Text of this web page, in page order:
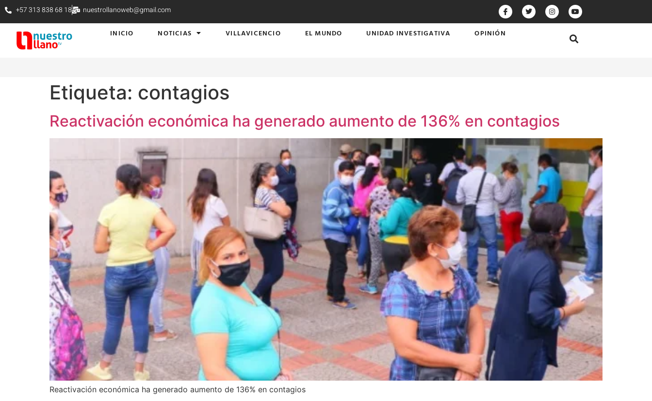
+57 313 838 68 18 nuestrollanoweb@gmail.com
INICIO NOTICIAS VILLAVICENCIO EL MUNDO UNIDAD INVESTIGATIVA OPINIÓN
Etiqueta: contagios
Reactivación económica ha generado aumento de 136% en contagios
Reactivación económica ha generado aumento de 136% en contagios